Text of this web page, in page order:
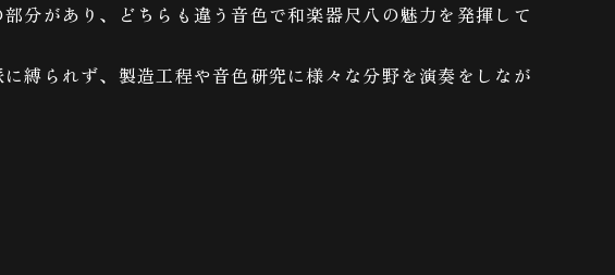
分があり、どちらも違う音色で和楽器尺八の魅力を発揮して
縛られず、製造工程や音色研究に様々な分野を演奏をしなが